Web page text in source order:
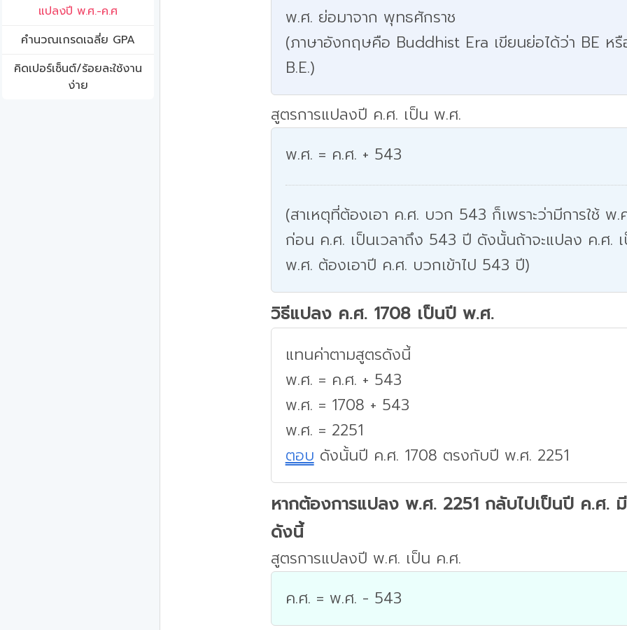
แปลงปี พ.ศ.-ค.ศ
คํานวณเกรดเฉลี่ย GPA
คิดเปอร์เซ็นต์/ร้อยละใช้งาน
ง่าย
พ.ศ. ย่อมาจาก พุทธศักราช
(ภาษาอังกฤษคือ Buddhist Era เขียนย่อได้ว่า BE ห
B.E.)
สูตรการแปลงปี ค.ศ. เป็น พ.ศ.
พ.ศ. = ค.ศ. + 543
(สาเหตุที่ต้องเอา ค.ศ. บวก 543 ก็เพราะว่ามีการใช้ พ.
ก่อน ค.ศ. เป็นเวลาถึง 543 ปี ดังนั้นถ้าจะแปลง ค.ศ.
พ.ศ. ต้องเอาปี ค.ศ. บวกเข้าไป 543 ปี)
วิธีแปลง ค.ศ. 1708 เป็นปี พ.ศ.
แทนค่าตามสูตรดังนี้
พ.ศ. = ค.ศ. + 543
พ.ศ. = 1708 + 543
พ.ศ. = 2251
ตอบ ดังนั้นปี ค.ศ. 1708 ตรงกับปี พ.ศ. 2251
หากต้องการแปลง พ.ศ. 2251 กลับไปเป็นปี ค.ศ.
ดังนี้
สูตรการแปลงปี พ.ศ. เป็น ค.ศ.
ค.ศ. = พ.ศ. - 543